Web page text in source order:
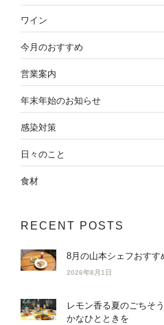
ワイン
今月のおすすめ
営業案内
年末年始のお知らせ
感染対策
日々のこと
食材
RECENT POSTS
8月の山本シェフおすす
2026年8月1日
レモン香る夏のごちそ
かなひとときを